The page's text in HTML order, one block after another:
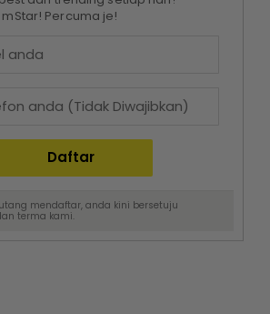
Percuma je!
mendaftar, anda kini bersetuju
terma kami.